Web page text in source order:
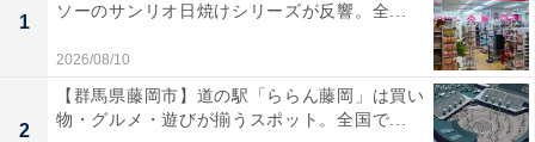
1
ソーのサンリオ日焼けシリーズが反響。全...
2026/08/10
2
【群馬県藤岡市】道の駅「ららん藤岡」は買い
物・グルメ・遊びが揃うスポット。全国で...